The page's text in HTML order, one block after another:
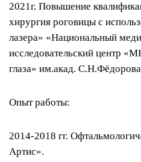
Межбуквенный
интервал
100%
2021г. Повышение
хирургия роговицы с
лазера» «Национальный
исследовательский центр
глаза» им.акад.
Опыт работы:
2014-2018 гг.
Артис».